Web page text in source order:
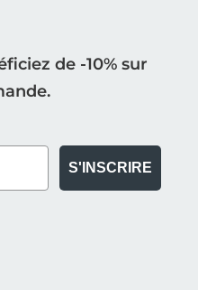
de -10% sur
S'INSCRIRE